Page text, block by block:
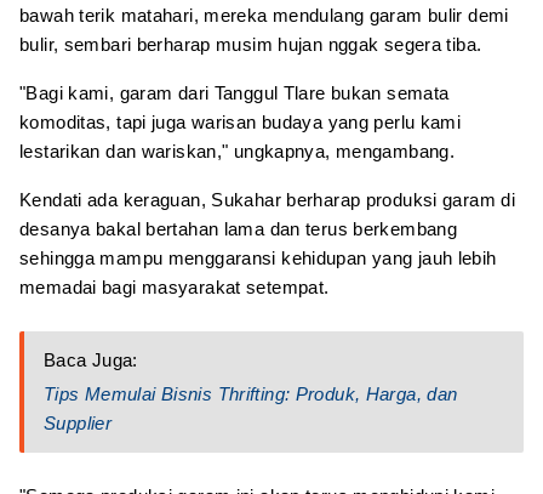
bawah terik matahari, mereka mendulang garam bulir demi
bulir, sembari berharap musim hujan nggak segera tiba.
"Bagi kami, garam dari Tanggul Tlare bukan semata
komoditas, tapi juga warisan budaya yang perlu kami
lestarikan dan wariskan," ungkapnya, mengambang.
Kendati ada keraguan, Sukahar berharap produksi garam di
desanya bakal bertahan lama dan terus berkembang
sehingga mampu menggaransi kehidupan yang jauh lebih
memadai bagi masyarakat setempat.
Baca Juga:
Tips Memulai Bisnis Thrifting: Produk, Harga, dan
Supplier